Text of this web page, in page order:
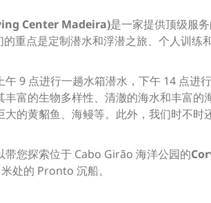
Center Madeira)是一家提供顶级服
重点是定制潜水和浮潜之旅、个人训练
9 点进行一趟水箱潜水，下午 14 点进
富的生物多样性、清澈的海水和丰富
的黄貂鱼、海鳗等。此外，我们时不
您探索位于 Cabo Girão 海洋公园的
处的 Pronto 沉船。